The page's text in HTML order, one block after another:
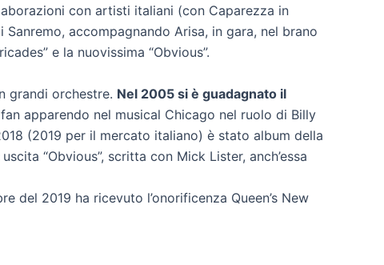
con artisti italiani (con Caparezza in
accompagnando Arisa, in gara, nel brano
e la nuovissima “Obvious”.
grandi orchestre. Nel 2005 si è guadagnato il
apparendo nel musical Chicago nel ruolo di Billy
(2019 per il mercato italiano) è stato album della
“Obvious”, scritta con Mick Lister, anch’essa
del 2019 ha ricevuto l’onorificenza Queen’s New